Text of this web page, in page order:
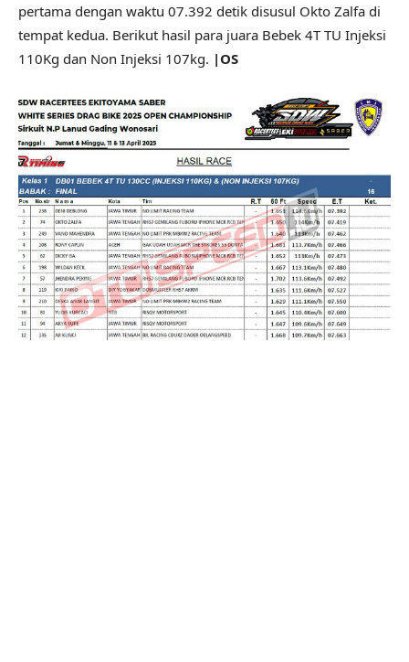
pertama dengan waktu 07.392 detik disusul Okto Zalfa di
tempat kedua. Berikut hasil para juara Bebek 4T TU Injeksi
110Kg dan Non Injeksi 107kg. |OS